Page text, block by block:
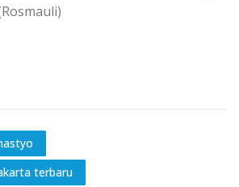
terbaru